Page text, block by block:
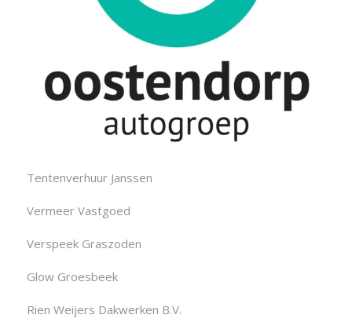
Tentenverhuur Janssen
Vermeer Vastgoed
Verspeek Graszoden
Glow Groesbeek
Rien Weijers Dakwerken B.V.